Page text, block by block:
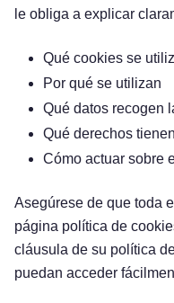
le obliga a explicar
Qué cookies se
Por qué se utilizan
Qué datos recogen
Qué derechos
Cómo actuar sobre
Asegúrese de que toda
página política de
cláusula de su política
puedan acceder